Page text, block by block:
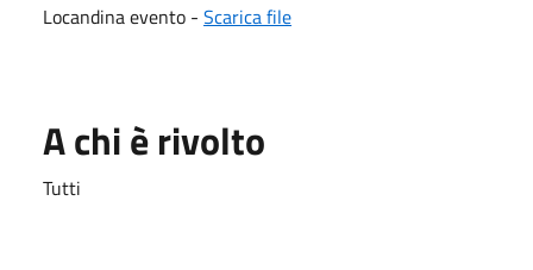
Locandina evento - Scarica file
A chi è rivolto
Tutti